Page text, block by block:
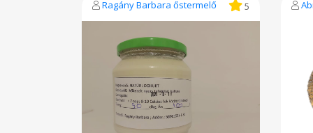
Ragány Barbara őstermelő 5